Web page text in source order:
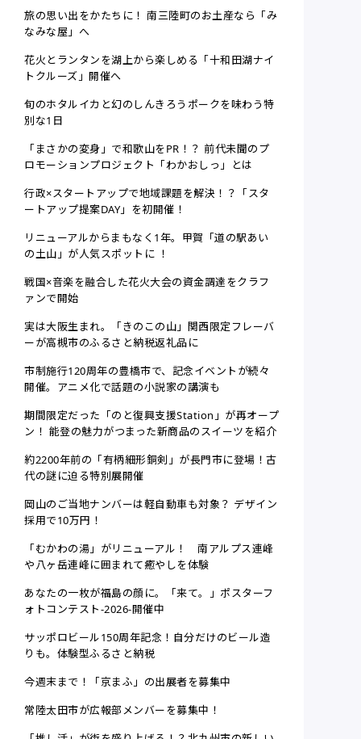
旅の思い出をかたちに！ 南三陸町のお土産なら「み
なみな屋」へ
花火とランタンを湖上から楽しめる「十和田湖ナイ
トクルーズ」開催へ
旬のホタルイカと幻のしんきろうポークを味わう特
別な1日
「まさかの変身」で和歌山をPR！？ 前代未聞のプ
ロモーションプロジェクト「わかおしっ」とは
行政×スタートアップで地域課題を解決！？「スタ
ートアップ提案DAY」を初開催！
リニューアルからまもなく1年。甲賀「道の駅あい
の土山」が人気スポットに ！
戦国×音楽を融合した花火大会の資金調達をクラフ
ァンで開始
実は大阪生まれ。「きのこの山」関西限定フレーバ
ーが高槻市のふるさと納税返礼品に
市制施行120周年の豊橋市で、記念イベントが続々
開催。アニメ化で話題の小説家の講演も
期間限定だった「のと復興支援Station」が再オープ
ン！ 能登の魅力がつまった新商品のスイーツを紹介
約2200年前の「有柄細形銅剣」が長門市に登場！古
代の謎に迫る特別展開催
岡山のご当地ナンバーは軽自動車も対象？ デザイン
採用で10万円！
「むかわの湯」がリニューアル！ 南アルプス連峰
や八ヶ岳連峰に囲まれて癒やしを体験
あなたの一枚が福島の顔に。「来て。」ポスターフ
ォトコンテスト-2026-開催中
サッポロビール150周年記念！自分だけのビール造
りも。体験型ふるさと納税
今週末まで！「京まふ」の出展者を募集中
常陸太田市が広報部メンバーを募集中！